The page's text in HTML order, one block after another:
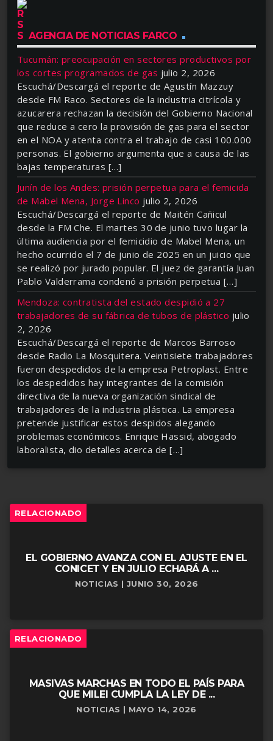
AGENCIA DE NOTICIAS FARCO
Tucumán: preocupación en sectores productivos por
los cortes programados de gas julio 2, 2026
Escuchá/Descargá el reporte de Agustín Mazzuy
desde FM Raco. Sectores de la industria citrícola y
azucarera rechazan la decisión del Gobierno Nacional
que reduce a cero la provisión de gas para el sector
en el NOA y atenta contra el trabajo de casi 100.000
personas. El gobierno argumenta que a causa de las
bajas temperaturas […]
Junín de los Andes: prisión perpetua para el femicida
de Mabel Mena, Jorge Linco julio 2, 2026
Escuchá/Descargá el reporte de Maitén Cañicul
desde la FM Che. El martes 30 de junio tuvo lugar la
última audiencia por el femicidio de Mabel Mena, un
hecho ocurrido el 7 de junio de 2025 en un juicio que
se realizó por jurado popular. El juez de garantía Juan
Pablo Valderrama condenó a prisión perpetua […]
Mendoza: contratista del estado despidió a 27
trabajadores de su fábrica de tubos de plástico julio
2, 2026
Escuchá/Descargá el reporte de Marcos Barroso
desde Radio La Mosquitera. Veintisiete trabajadores
fueron despedidos de la empresa Petroplast. Entre
los despedidos hay integrantes de la comisión
directiva de la nueva organización sindical de
trabajadores de la industria plástica. La empresa
pretende justificar estos despidos alegando
problemas económicos. Enrique Hassid, abogado
laboralista, dio detalles acerca de […]
RELACIONADO
EL GOBIERNO AVANZA CON EL AJUSTE EN EL
CONICET Y EN JULIO ECHARÁ A ...
NOTICIAS | JUNIO 30, 2026
RELACIONADO
MASIVAS MARCHAS EN TODO EL PAÍS PARA
QUE MILEI CUMPLA LA LEY DE ...
NOTICIAS | MAYO 14, 2026